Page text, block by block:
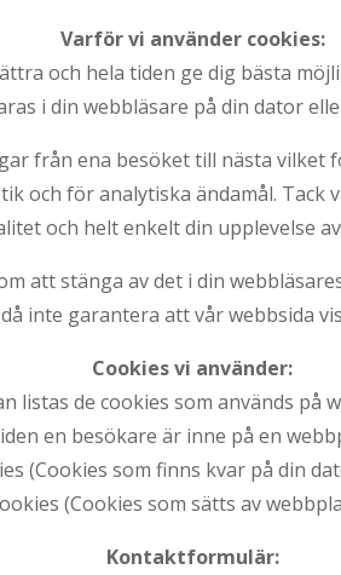
Varför vi använder cookies:
och hela tiden ge dig bästa
i din webbläsare på din dator
från ena besöket till nästa
och för analytiska ändamål.
och helt enkelt din upplevelse
att stänga av det i din
inte garantera att vår webbsida
Cookies vi använder:
listas de cookies som används på
en besökare är inne på en
(Cookies som finns kvar på din
(Cookies som sätts av
Kontaktformulär: